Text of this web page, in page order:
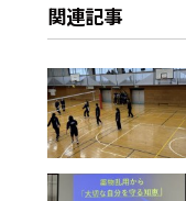
関連記事